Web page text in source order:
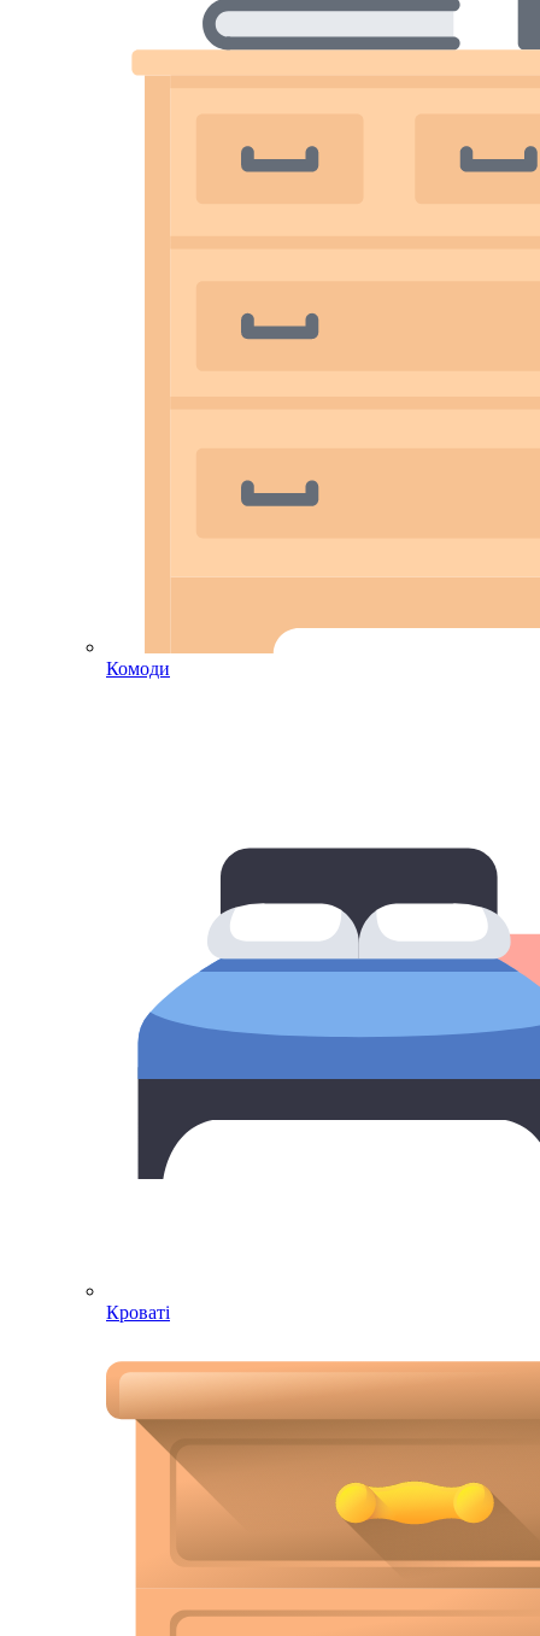
Комоди
Кроваті